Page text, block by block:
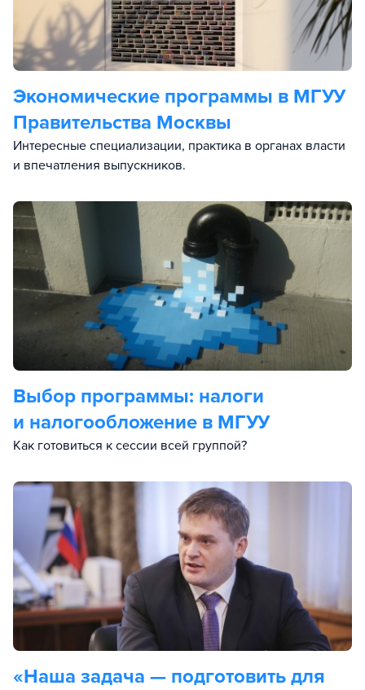
Экономические программы в МГУУ
Правительства Москвы
Интересные специализации, практика в органах власти
и впечатления выпускников.
Выбор программы: налоги
и налогообложение в МГУУ
Как готовиться к сессии всей группой?
«Наша задача — подготовить для